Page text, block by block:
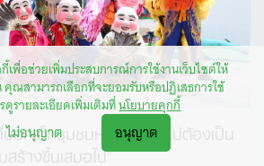
เพื่อช่วยเพิ่มประสบการณ์การใช้งานเว็บไซต์ให้
คุณสามารถเลือกที่จะยอมรับหรือปฏิเสธการใช้
ดูรายละเอียดเพิ่มเติมที่นโยบายคุกกี้
ไม่อนุญาต อนุญาต
ที่บอกเด็กชุมชนหนึ่งว่า “เราไม่ต้องเป็น
สร้างขึ้นเสมอไป”